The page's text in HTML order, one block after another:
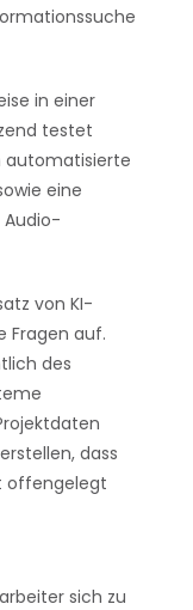
in einer
testet
automatisierte
eine
Audio-
von KI-
Fragen auf.
des
dass
offengelegt
sich zu